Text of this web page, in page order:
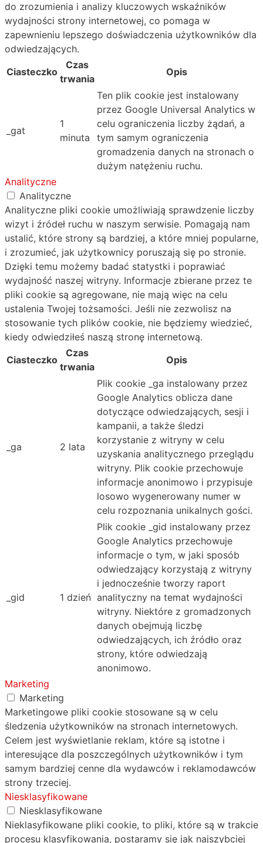
do zrozumienia i analizy kluczowych wskaźników
wydajności strony internetowej, co pomaga w
zapewnieniu lepszego doświadczenia użytkowników dla
odwiedzających.
Ciasteczko
Czas
trwania
Opis
_gat
1
minuta
Ten plik cookie jest instalowany
przez Google Universal Analytics w
celu ograniczenia liczby żądań, a
tym samym ograniczenia
gromadzenia danych na stronach o
dużym natężeniu ruchu.
Analityczne
Analityczne
Analityczne pliki cookie umożliwiają sprawdzenie liczby
wizyt i źródeł ruchu w naszym serwisie. Pomagają nam
ustalić, które strony są bardziej, a które mniej popularne,
i zrozumieć, jak użytkownicy poruszają się po stronie.
Dzięki temu możemy badać statystki i poprawiać
wydajność naszej witryny. Informacje zbierane przez te
pliki cookie są agregowane, nie mają więc na celu
ustalenia Twojej tożsamości. Jeśli nie zezwolisz na
stosowanie tych plików cookie, nie będziemy wiedzieć,
kiedy odwiedziłeś naszą stronę internetową.
Ciasteczko
Czas
trwania
Opis
_ga 2 lata
Plik cookie _ga instalowany przez
Google Analytics oblicza dane
dotyczące odwiedzających, sesji i
kampanii, a także śledzi
korzystanie z witryny w celu
uzyskania analitycznego przeglądu
witryny. Plik cookie przechowuje
informacje anonimowo i przypisuje
losowo wygenerowany numer w
celu rozpoznania unikalnych gości.
_gid 1 dzień
Plik cookie _gid instalowany przez
Google Analytics przechowuje
informacje o tym, w jaki sposób
odwiedzający korzystają z witryny
i jednocześnie tworzy raport
analityczny na temat wydajności
witryny. Niektóre z gromadzonych
danych obejmują liczbę
odwiedzających, ich źródło oraz
strony, które odwiedzają
anonimowo.
Marketing
Marketing
Marketingowe pliki cookie stosowane są w celu
śledzenia użytkowników na stronach internetowych.
Celem jest wyświetlanie reklam, które są istotne i
interesujące dla poszczególnych użytkowników i tym
samym bardziej cenne dla wydawców i reklamodawców
strony trzeciej.
Niesklasyfikowane
Niesklasyfikowane
Nieklasyfikowane pliki cookie, to pliki, które są w trakcie
procesu klasyfikowania, postaramy się jak najszybciej